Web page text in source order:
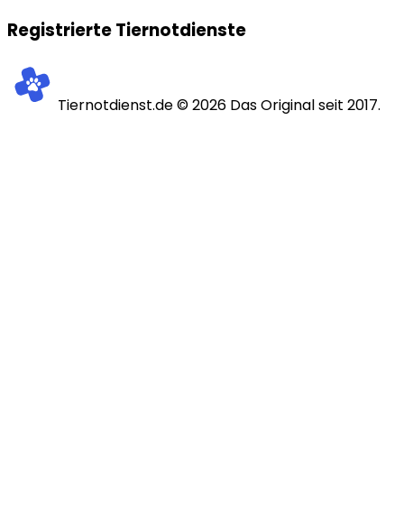
Registrierte Tiernotdienste
Tiernotdienst.de ©2026 Das Original seit 2017.